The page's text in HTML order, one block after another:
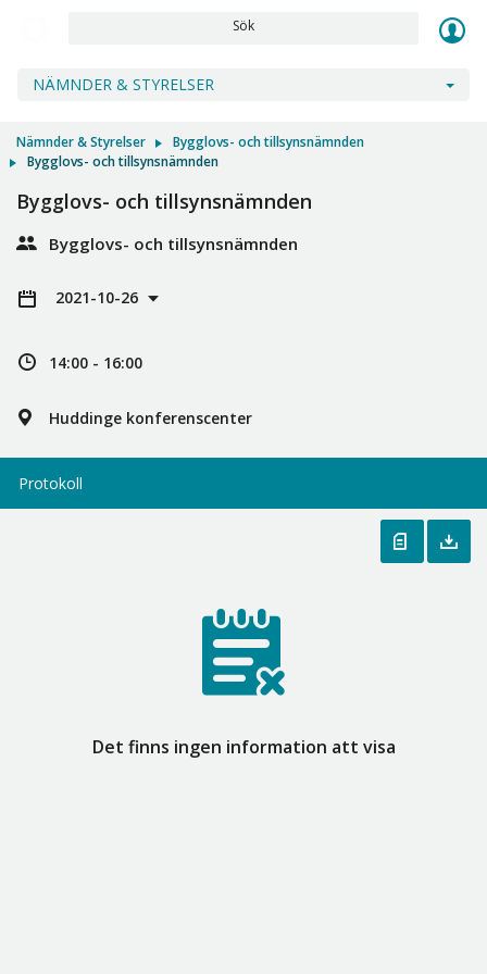
Sök
NÄMNDER & STYRELSER
Nämnder & Styrelser
Bygglovs- och tillsynsnämnden
Bygglovs- och tillsynsnämnden
Bygglovs- och tillsynsnämnden
Bygglovs- och tillsynsnämnden
2021-10-26
14:00 - 16:00
Huddinge konferenscenter
Protokoll
Det finns ingen information att visa